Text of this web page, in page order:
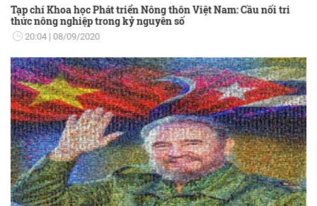
Tạp chí Khoa học Phát triển Nông thôn Việt Nam: Cầu nối tri
thức nông nghiệp trong kỷ nguyên số
20:04 08/09/2020